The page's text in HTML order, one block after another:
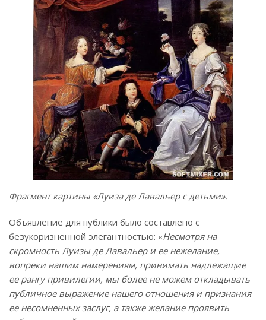
Фрагмент картины «Луиза де Лавальер с детьми».
Объявление для публики было составлено с
безукоризненной элегантностью: «Несмотря на
скромность Луизы де Лавальер и ее нежелание,
вопреки нашим намерениям, принимать надлежащие
ее рангу привилегии, мы более не можем откладывать
публичное выражение нашего отношения и признания
ее несомненных заслуг, а также желание проявить